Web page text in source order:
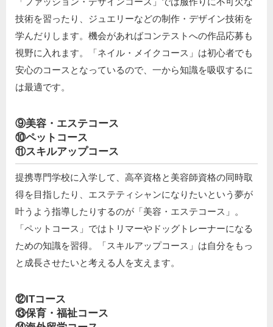
技術を習ったり、ジュエリーなどの制作・デザイン技術を
学んだりします。機会があればコンテストへの作品応募も
視野に入れます。「ネイル・メイクコース」は初心者でも
安心のコースとなっているので、一から知識を吸収するに
は最適です。
⑨美容・エステコース
⑩ペットコース
⑪スキルアップコース
提携専門学校に入学して、高卒資格と美容師資格の同時取
得を目指したり、エステティシャンになりたいという夢が
叶うよう指導したりするのが「美容・エステコース」。
「ペットコース」ではトリマーやドッグトレーナーになる
ための知識を習得。「スキルアップコース」は自分をもっ
と成長させたいと考える人を支えます。
⑫ITコース
⑬保育・福祉コース